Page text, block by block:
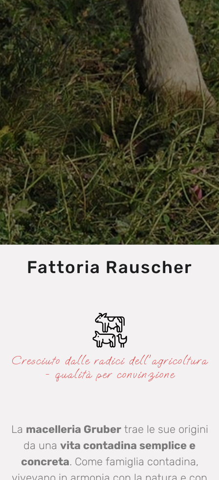
Fattoria Rauscher
Cresciuto dalle radici dell'agricoltura
- qualità per convinzione
La macelleria Grubertrae le sue origini
da una vita contadina semplice e
concreta. Come famiglia contadina,